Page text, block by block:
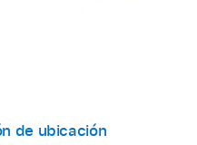
de ubicación